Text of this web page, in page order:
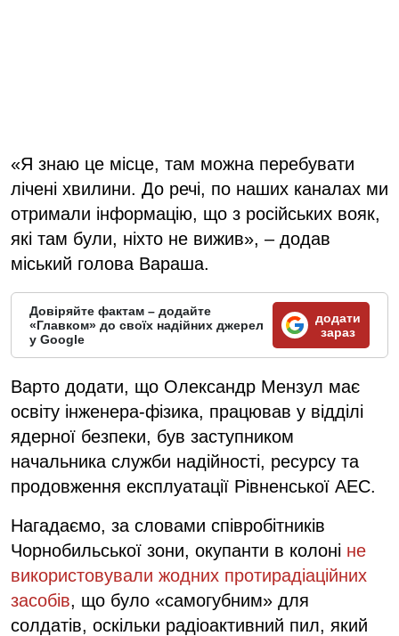
«Я знаю це місце, там можна перебувати
лічені хвилини. До речі, по наших каналах ми
отримали інформацію, що з російських вояк,
які там були, ніхто не вижив», – додав
міський голова Вараша.
Довіряйте фактам – додайте
«Главком» до своїх надійних джерел
у Google
додати
зараз
Варто додати, що Олександр Мензул має
освіту інженера-фізика, працював у відділі
ядерної безпеки, був заступником
начальника служби надійності, ресурсу та
продовження експлуатації Рівненської АЕС.
Нагадаємо, за словами співробітників
Чорнобильської зони, окупанти в колоні не
використовували жодних протирадіаційних
засобів, що було «самогубним» для
солдатів, оскільки радіоактивний пил, який